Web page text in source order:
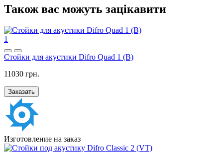
Також вас можуть зацікавити
1
Стойки для акустики Difro Quad 1 (B)
11030 грн.
Заказать
Изготовление на заказ